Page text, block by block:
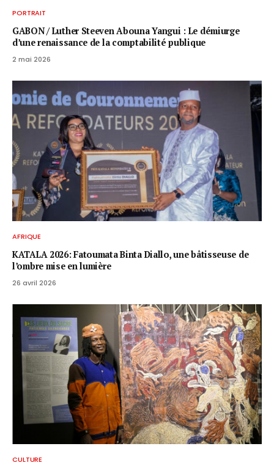
PORTRAIT
GABON / ​Luther Steeven Abouna Yangui : Le démiurge
d’une renaissance de la comptabilité publique
2 mai 2026
AFRIQUE
KATALA 2026: Fatoumata Binta Diallo, une bâtisseuse de
l’ombre mise en lumière
26 avril 2026
CULTURE